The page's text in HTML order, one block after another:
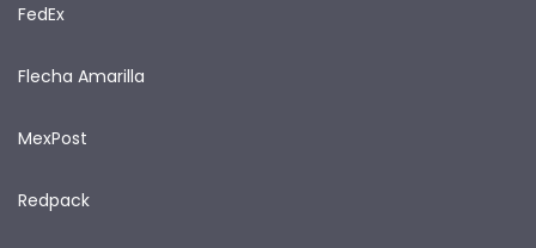
FedEx
Flecha Amarilla
MexPost
Redpack